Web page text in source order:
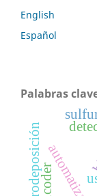
English
Español
Palabras
electrodeposición